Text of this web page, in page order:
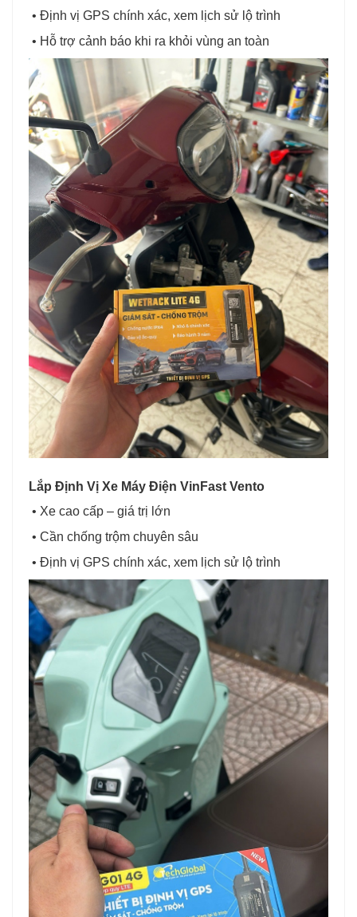
• Định vị GPS chính xác, xem lịch sử lộ trình
• Hỗ trợ cảnh báo khi ra khỏi vùng an toàn
Lắp Định Vị Xe Máy Điện VinFast Vento
• Xe cao cấp – giá trị lớn
• Cần chống trộm chuyên sâu
• Định vị GPS chính xác, xem lịch sử lộ trình